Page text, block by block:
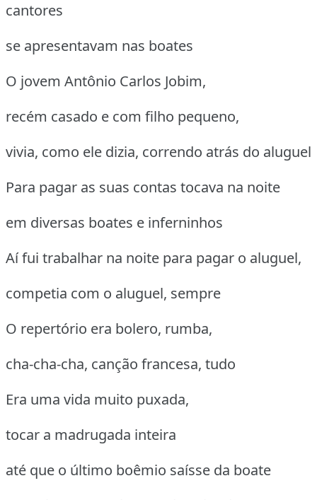
cantores
se apresentavam nas boates
O jovem Antônio Carlos Jobim,
recém casado e com filho pequeno,
vivia, como ele dizia, correndo atrás do aluguel
Para pagar as suas contas tocava na noite
em diversas boates e inferninhos
Aí fui trabalhar na noite para pagar o aluguel,
competia com o aluguel, sempre
O repertório era bolero, rumba,
cha-cha-cha, canção francesa, tudo
Era uma vida muito puxada,
tocar a madrugada inteira
até que o último boêmio saísse da boate